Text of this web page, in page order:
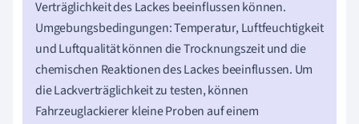
Verträglichkeit des Lackes beeinflussen können.
Umgebungsbedingungen: Temperatur, Luftfeuchtigkeit
und Luftqualität können die Trocknungszeit und die
chemischen Reaktionen des Lackes beeinflussen. Um
die Lackverträglichkeit zu testen, können
Fahrzeuglackierer kleine Proben auf einem